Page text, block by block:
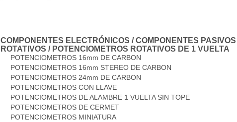
COMPONENTES ELECTRÓNICOS /COMPONENTES PASIVOS
ROTATIVOS / POTENCIOMETROS ROTATIVOS DE 1 VUELTA
POTENCIOMETROS 16mm DE CARBON
POTENCIOMETROS 16mm STEREO DE CARBON
POTENCIOMETROS 24mm DE CARBON
POTENCIOMETROS CON LLAVE
POTENCIOMETROS DE ALAMBRE 1 VUELTA SIN TOPE
POTENCIOMETROS DE CERMET
POTENCIOMETROS MINIATURA